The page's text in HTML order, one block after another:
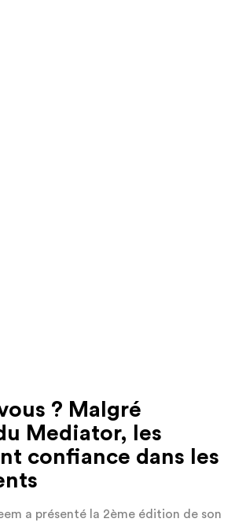
? Malgré
Mediator, les
confiance dans les
a présenté la 2ème édition de son